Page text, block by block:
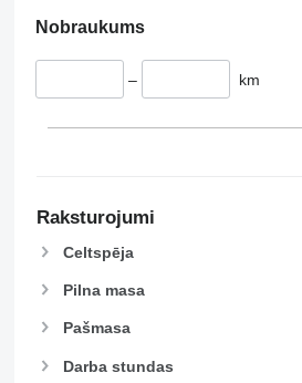
Nobraukums
– km
Raksturojumi
Celtspēja
Pilna masa
Pašmasa
Darba stundas